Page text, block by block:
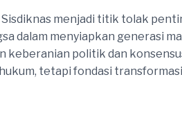
menjadi titik tolak
dalam menyiapkan generasi
politik dan
tetapi fondasi